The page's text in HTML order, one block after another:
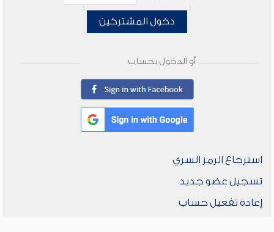
دخول المشتركين
أو الدخول بحساب
استرجاع الرمز السري
تسجيل عضو جديد
إعادة تفعيل حساب